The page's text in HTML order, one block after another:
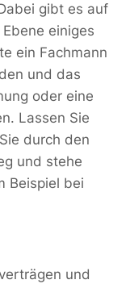
gibt es auf
einiges
ein Fachmann
und das
oder eine
Lassen Sie
durch den
und stehe
Beispiel bei
und